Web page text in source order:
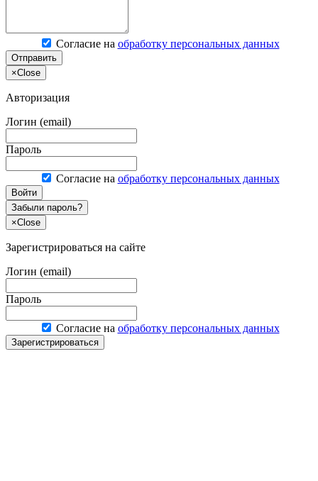
Согласие на обработку персональных данных
Отправить
×Close
Авторизация
Логин (email)
Пароль
Согласие на обработку персональных данных
Войти
Забыли пароль?
×Close
Зарегистрироваться на сайте
Логин (email)
Пароль
Согласие на обработку персональных данных
Зарегистрироваться